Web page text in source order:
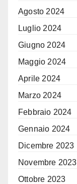
Agosto 2024
Luglio 2024
Giugno 2024
Maggio 2024
Aprile 2024
Marzo 2024
Febbraio 2024
Gennaio 2024
Dicembre 2023
Novembre 2023
Ottobre 2023